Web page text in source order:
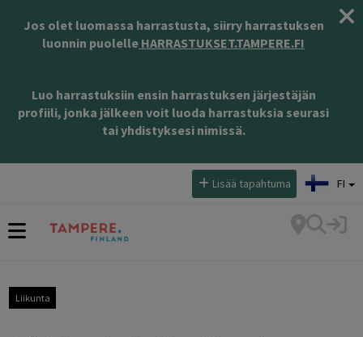
Jos olet luomassa harrastusta, siirry harrastuksen
luonnin puolelle HARRASTUKSET.TAMPERE.FI
Luo harrastuksiin ensin harrastuksen järjestäjän
profiili, jonka jälkeen voit luoda harrastuksia seurasi
tai yhdistyksesi nimissä.
Lisää tapahtuma FI
Liikunta